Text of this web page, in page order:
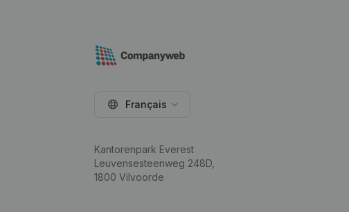
Français
Kantorenpark Everest
Leuvensesteenweg 248D,
1800 Vilvoorde